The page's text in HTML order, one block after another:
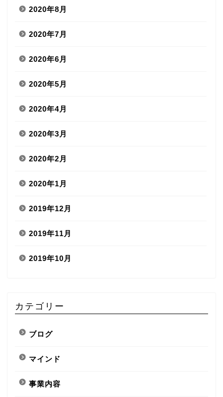
2020年8月
2020年7月
2020年6月
2020年5月
2020年4月
2020年3月
2020年2月
2020年1月
2019年12月
2019年11月
2019年10月
カテゴリー
ブログ
マインド
事業内容